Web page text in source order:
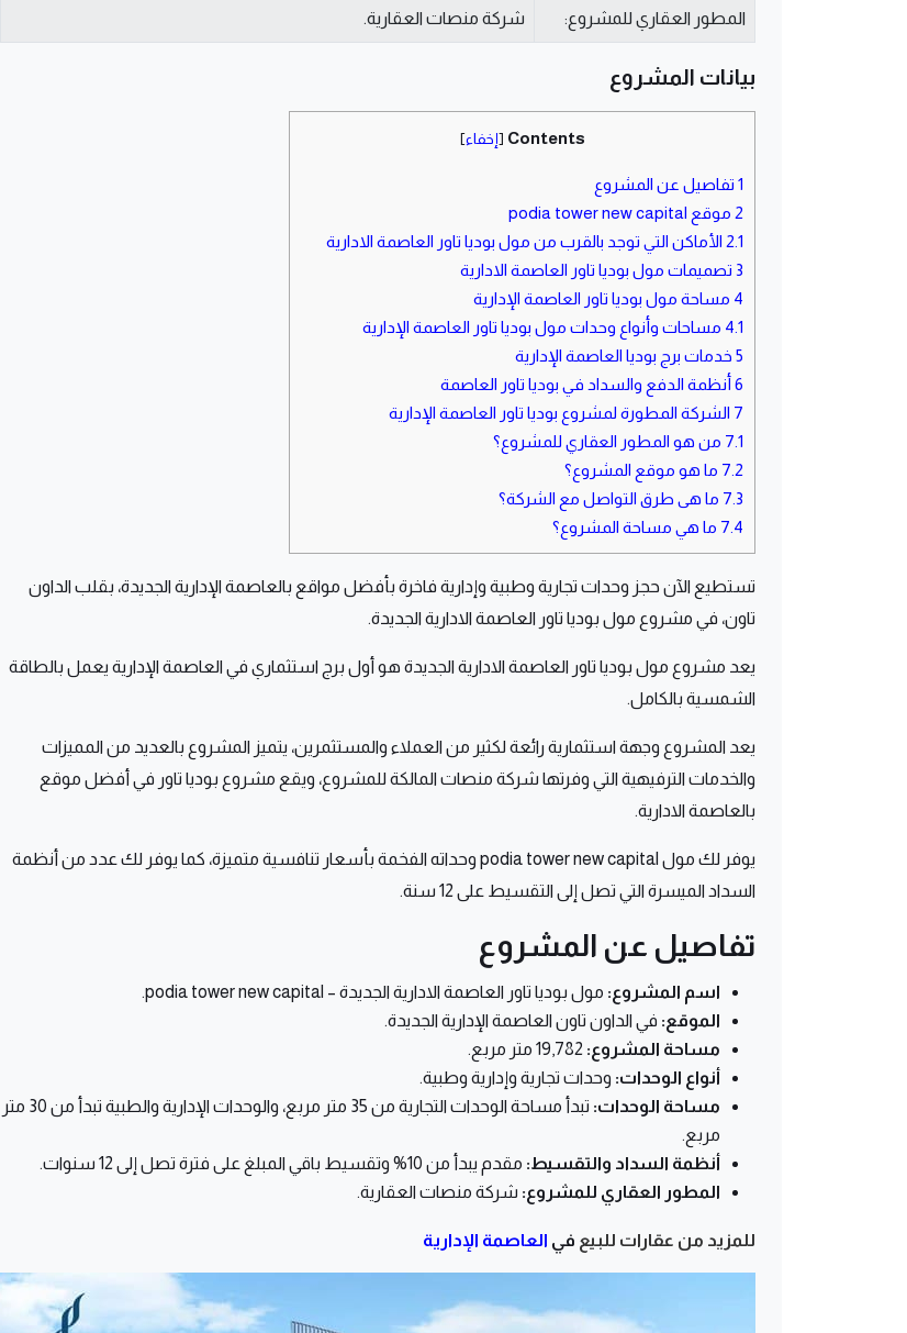
المطور العقاري للمشروع: شركة منصات العقارية.
بيانات المشروع
Contents
[إخفاء]
1 تفاصيل عن المشروع
2 موقع podia tower new capital
2.1 الأماكن التي توجد بالقرب من مول بوديا تاور العاصمة الادارية
3 تصميمات مول بوديا تاور العاصمة الادارية
4 مساحة مول بوديا تاور العاصمة الإدارية
4.1 مساحات وأنواع وحدات مول بوديا تاور العاصمة الإدارية
5 خدمات برج بوديا العاصمة الإدارية
6 أنظمة الدفع والسداد في بوديا تاور العاصمة
7 الشركة المطورة لمشروع بوديا تاور العاصمة الإدارية
7.1 من هو المطور العقاري للمشروع؟
7.2 ما هو موقع المشروع؟
7.3 ما هى طرق التواصل مع الشركة؟
7.4 ما هي مساحة المشروع؟
تستطيع الآن حجز وحدات تجارية وطبية وإدارية فاخرة بأفضل مواقع بالعاصمة الإدارية الجديدة، بقلب الداون
تاون، في مشروع مول بوديا تاور العاصمة الادارية الجديدة.
يعد مشروع مول بوديا تاور العاصمة الادارية الجديدة هو أول برج استثماري في العاصمة الإدارية يعمل بالطاقة
الشمسية بالكامل.
يعد المشروع وجهة استثمارية رائعة لكثير من العملاء والمستثمرين، يتميز المشروع بالعديد من المميزات
والخدمات الترفيهية التي وفرتها شركة منصات المالكة للمشروع، ويقع مشروع بوديا تاور في أفضل موقع
بالعاصمة الادارية.
يوفر لك مول podia tower new capital وحداته الفخمة بأسعار تنافسية متميزة، كما يوفر لك عدد من أنظمة
السداد الميسرة التي تصل إلى التقسيط على 12 سنة.
تفاصيل عن المشروع
اسم المشروع: مول بوديا تاور العاصمة الادارية الجديدة – podia tower new capital.
الموقع: في الداون تاون العاصمة الإدارية الجديدة.
مساحة المشروع:
أنواع الوحدات: وحدات تجارية وإدارية وطبية.
مساحة الوحدات:
تبدأ مساحة الوحدات التجارية من 35 متر مربع، والوحدات الإدارية والطبية تبدأ من 30 متر
مربع.
أنظمة السداد والتقسيط: مقدم يبدأ من 10% وتقسيط باقي المبلغ على فترة تصل إلى 12 سنوات.
المطور العقاري للمشروع: شركة منصات العقارية.
للمزيد من عقارات للبيع في العاصمة الإدارية